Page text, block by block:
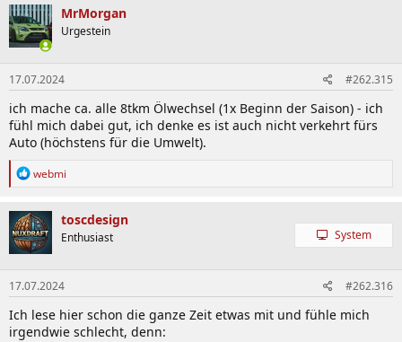
k
t
i
o
n
e
n
:
MrMorgan
Urgestein
17.07.2024 #262.315
ich mache ca. alle 8tkm Ölwechsel (1x Beginn der Saison) - ich
fühl mich dabei gut, ich denke es ist auch nicht verkehrt fürs
Auto (höchstens für die Umwelt).
R
k
t
i
o
n
e
n
webmi
toscdesign
Enthusiast System
17.07.2024 #262.316
Ich lese hier schon die ganze Zeit etwas mit und fühle mich
irgendwie schlecht, denn: